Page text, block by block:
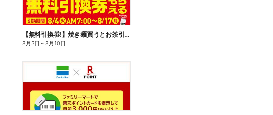
【無料引換券!】焼き麺買うとお茶引換券貰える!
8月3日 ～8月10日